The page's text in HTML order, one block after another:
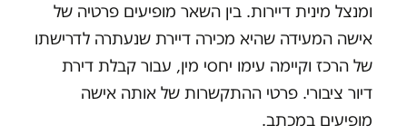
ומנצל מינית דיירות. בין השאר מופיעים פרטיה של
אישה המעידה שהיא מכירה דיירת שנעתרה לדרישתו
של הרכז וקיימה עימו יחסי מין, עבור קבלת דירת
דיור ציבורי. פרטי ההתקשרות של אותה אישה
מופיעים במכתב.